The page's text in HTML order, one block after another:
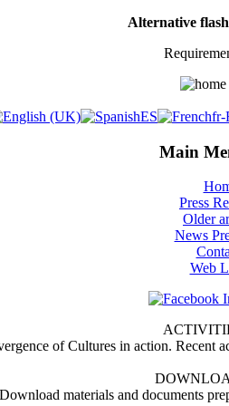
Alternative
Main
Press
Older
News
Web
of Cultures in action. Recent
Download materials and documents